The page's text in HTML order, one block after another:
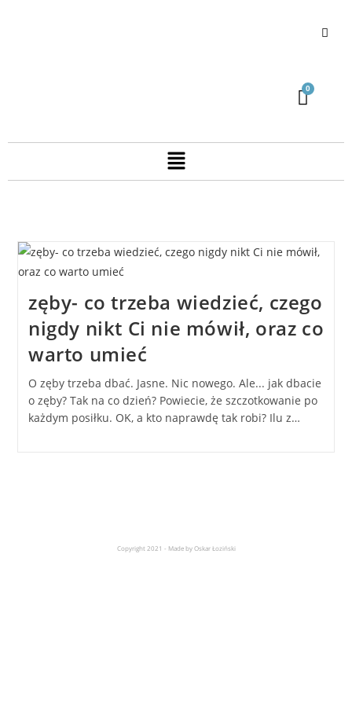
zęby- co trzeba wiedzieć, czego
nigdy nikt Ci nie mówił, oraz co
warto umieć
O zęby trzeba dbać. Jasne. Nic nowego. Ale... jak dbacie
o zęby? Tak na co dzień? Powiecie, że szczotkowanie po
każdym posiłku. OK, a kto naprawdę tak robi? Ilu z…
Copyright 2021 - Made by Oskar Łoziński